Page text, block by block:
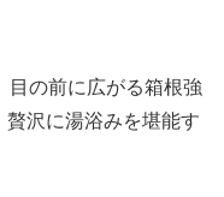
の前に広がる箱根強
沢に湯浴みを堪能す